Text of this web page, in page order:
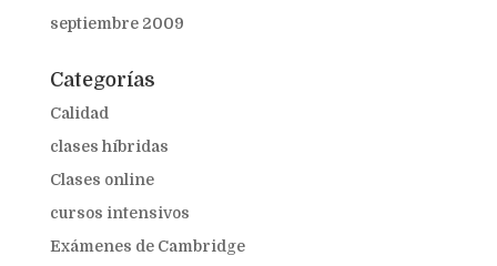
septiembre 2009
Categorías
Calidad
clases híbridas
Clases online
cursos intensivos
Exámenes de Cambridge